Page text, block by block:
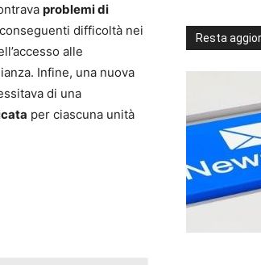
problemi di
difficoltà nei
alle
Infine, una nuova
di una
per ciascuna unità
Resta